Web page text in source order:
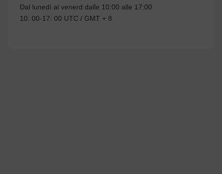
Dal lunedì al venerd dalle 10:00 alle 17:00
10: 00-17: 00 UTC / GMT + 8